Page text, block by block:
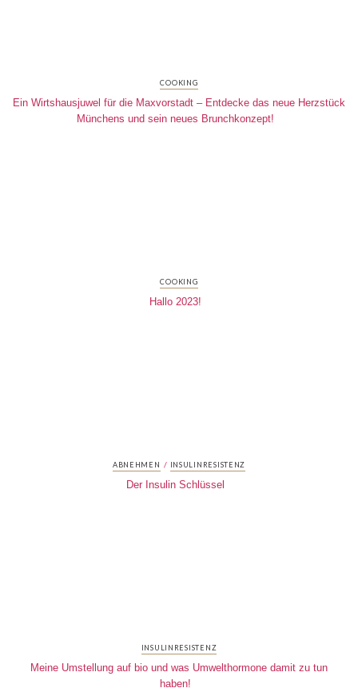
COOKING
Ein Wirtshausjuwel für die Maxvorstadt – Entdecke das neue Herzstück
Münchens und sein neues Brunchkonzept!
COOKING
Hallo 2023!
ABNEHMEN / INSULINRESISTENZ
Der Insulin Schlüssel
INSULINRESISTENZ
Meine Umstellung auf bio und was Umwelthormone damit zu tun
haben!